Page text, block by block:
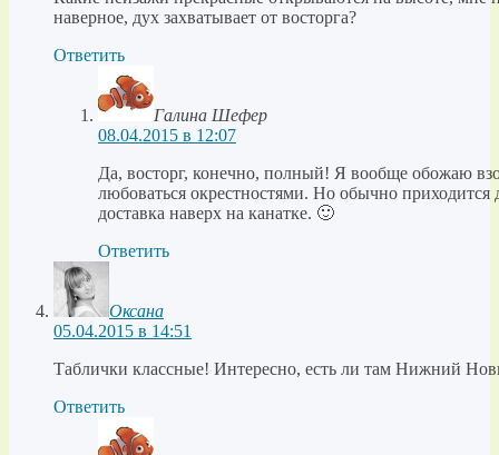
наверное, дух захватывает от восторга?
Ответить
Галина Шефер
08.04.2015 в 12:07
Да, восторг, конечно, полный! Я вообще обожаю
любоваться окрестностями. Но обычно
доставка наверх на канатке. 🙂
Ответить
Оксана
05.04.2015 в 14:51
Таблички классные! Интересно, есть ли там Нижний
Ответить